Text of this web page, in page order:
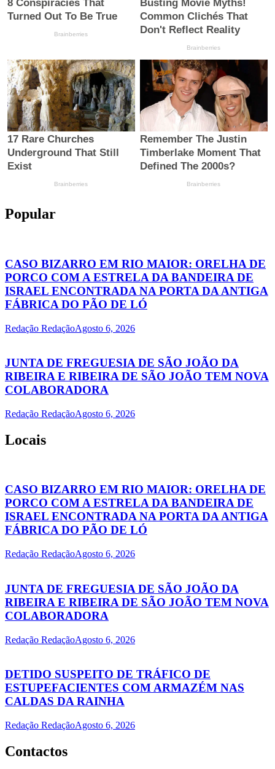
Popular
CASO BIZARRO EM RIO MAIOR: ORELHA DE
PORCO COM A ESTRELA DA BANDEIRA DE
ISRAEL ENCONTRADA NA PORTA DA ANTIGA
FÁBRICA DO PÃO DE LÓ
Redação RedaçãoAgosto 6, 2026
JUNTA DE FREGUESIA DE SÃO JOÃO DA
RIBEIRA E RIBEIRA DE SÃO JOÃO TEM NOVA
COLABORADORA
Redação RedaçãoAgosto 6, 2026
Locais
CASO BIZARRO EM RIO MAIOR: ORELHA DE
PORCO COM A ESTRELA DA BANDEIRA DE
ISRAEL ENCONTRADA NA PORTA DA ANTIGA
FÁBRICA DO PÃO DE LÓ
Redação RedaçãoAgosto 6, 2026
JUNTA DE FREGUESIA DE SÃO JOÃO DA
RIBEIRA E RIBEIRA DE SÃO JOÃO TEM NOVA
COLABORADORA
Redação RedaçãoAgosto 6, 2026
DETIDO SUSPEITO DE TRÁFICO DE
ESTUPEFACIENTES COM ARMAZÉM NAS
CALDAS DA RAINHA
Redação RedaçãoAgosto 6, 2026
Contactos